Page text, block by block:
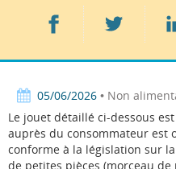
Partager
Partager
05/06/2026 • Non
Le jouet détaillé ci-dessous
auprès du consommateur est
conforme à la législation sur
de petites pièces (morceau